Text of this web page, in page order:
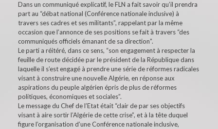
Dans un communiqué explicatif, le FLN a fait savoir qu’il prendra
part au “débat national (Conférence nationale inclusive) à
travers ses cadres et ses militants”, rappelant par la même
occasion que l’annonce de ses positions se fait à travers “des
communiqués officiels émanant de sa direction”.
Le parti a réitéré, dans ce sens, “son engagement à respecter la
feuille de route décidée par le président de la République dans
laquelle il s’est engagé à prendre une série de réformes radicales
visant à construire une nouvelle Algérie, en réponse aux
aspirations du peuple algérien épris de plus de réformes
politiques, économiques et sociales”.
Le message du Chef de l’Etat était “clair de par ses objectifs
visant à aire sortir l’Algérie de cette crise”, et à la tête duquel
figure l’organisation d’une Conférence nationale inclusive,